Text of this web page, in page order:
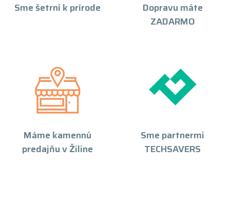
Sme šetrní k prírode
Dopravu máte
ZADARMO
Máme kamennú
predajňu v Žiline
Sme partnermi
TECHSAVERS